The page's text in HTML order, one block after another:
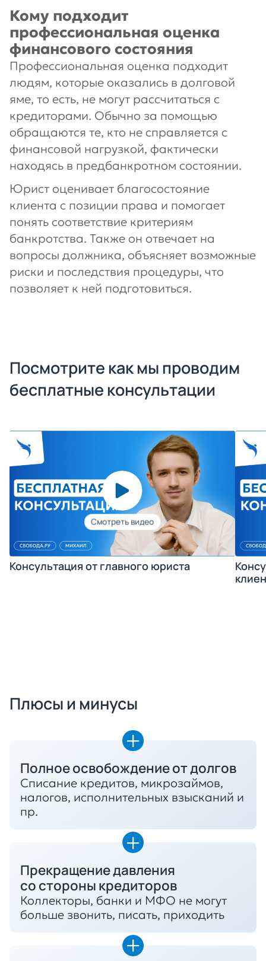
Кому подходит
профессиональная оценка
финансового состояния
Профессиональная оценка подходит
людям, которые оказались в долговой
яме, то есть, не могут рассчитаться с
кредиторами. Обычно за помощью
обращаются те, кто не справляется с
финансовой нагрузкой, фактически
находясь в предбанкротном состоянии.
Юрист оценивает благосостояние
клиента с позиции права и помогает
понять соответствие критериям
банкротства. Также он отвечает на
вопросы должника, объясняет возможные
риски и последствия процедуры, что
позволяет к ней подготовиться.
Посмотрите как мы проводим
бесплатные консультации
Консультация от главного юриста
Плюсы и минусы
Полное освобождение от долгов
Списание кредитов, микрозаймов,
налогов, исполнительных взысканий и
пр.
Прекращение давления
со стороны кредиторов
Коллекторы, банки и МФО не могут
больше звонить, писать, приходить